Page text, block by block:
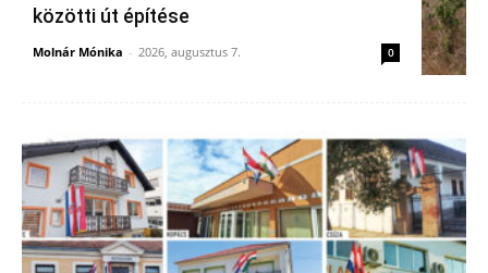
közötti út építése
Molnár Mónika - 2026, augusztus 7. 0